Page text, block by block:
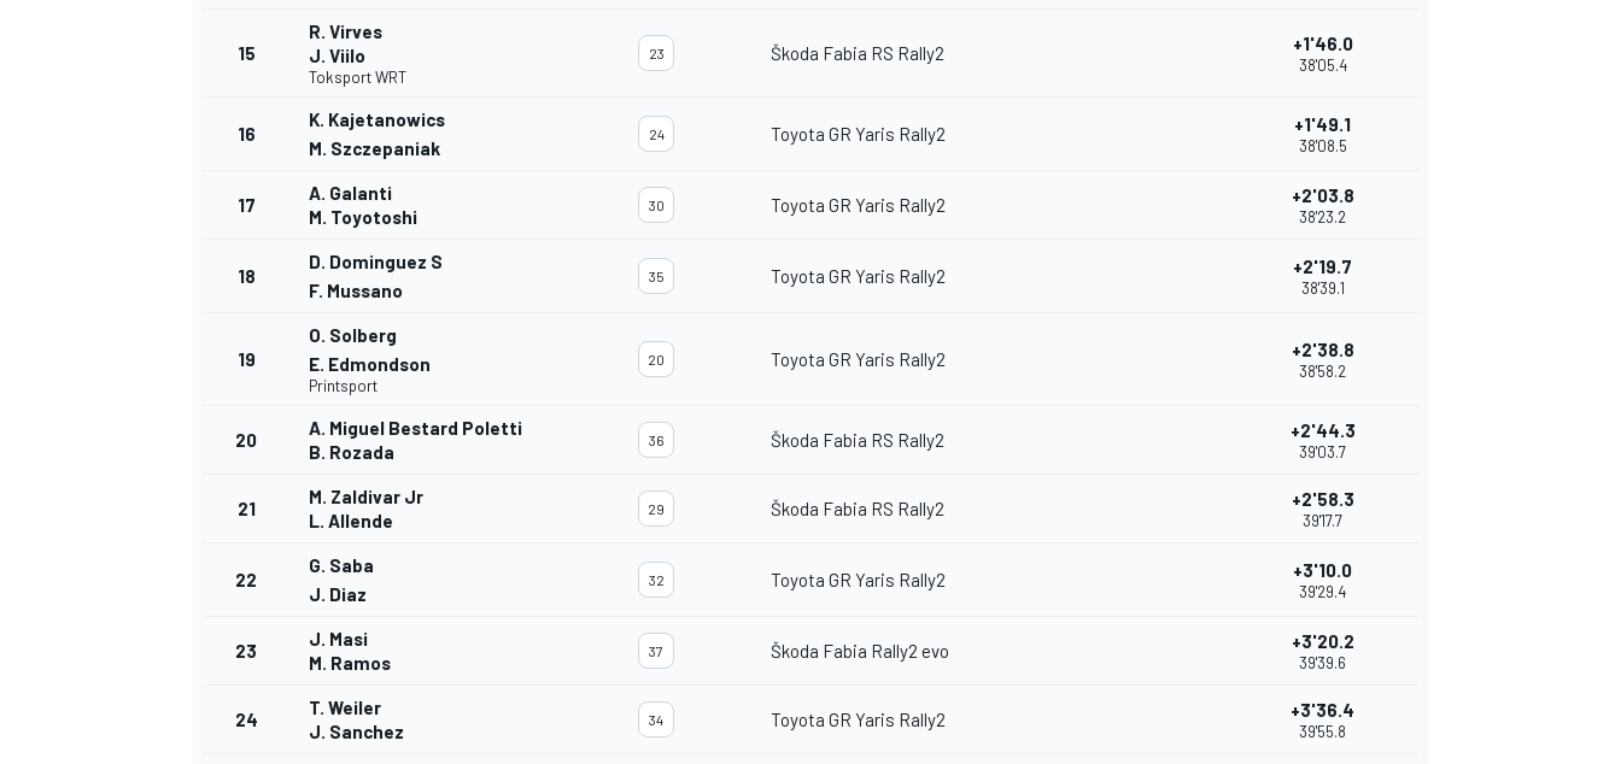
15
R. Virves
J. Viilo
Toksport WRT
23 Škoda Fabia RS Rally2 +1'46.0
38'05.4
16
K. Kajetanowics
M. Szczepaniak
24 Toyota GR Yaris Rally2 +1'49.1
38'08.5
17
A. Galanti
M. Toyotoshi
30 Toyota GR Yaris Rally2 +2'03.8
38'23.2
18
D. Dominguez S
F. Mussano
35 Toyota GR Yaris Rally2 +2'19.7
38'39.1
19
O. Solberg
E. Edmondson
Printsport
20 Toyota GR Yaris Rally2 +2'38.8
38'58.2
20
A. Miguel Bestard Poletti
B. Rozada
36 Škoda Fabia RS Rally2 +2'44.3
39'03.7
21
M. Zaldivar Jr
L. Allende
29 Škoda Fabia RS Rally2 +2'58.3
39'17.7
22
G. Saba
J. Diaz
32 Toyota GR Yaris Rally2 +3'10.0
39'29.4
23
J. Masi
M. Ramos
37 Škoda Fabia Rally2 evo +3'20.2
39'39.6
24
T. Weiler
J. Sanchez
34 Toyota GR Yaris Rally2 +3'36.4
39'55.8